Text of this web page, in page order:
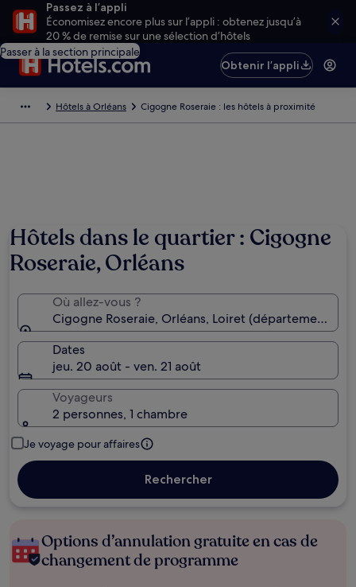
Passez à l’appli
Économisez encore plus sur l’appli : obtenez jusqu’à
20 % de remise sur une sélection d’hôtels
Passer à la section principale
Obtenir l’appli
Hôtels à Orléans Cigogne Roseraie : les hôtels à proximité
Hôtels dans le quartier : Cigogne
Roseraie, Orléans
Où allez-vous ?
Cigogne Roseraie, Orléans, Loiret (département),
Dates
jeu. 20 août - ven. 21 août
Voyageurs
2 personnes, 1 chambre
Je voyage pour affaires
Rechercher
Options d’annulation gratuite en cas de
changement de programme